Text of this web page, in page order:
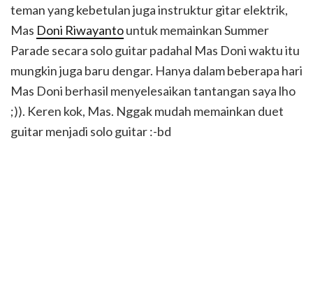
teman yang kebetulan juga instruktur gitar elektrik,
Mas Doni Riwayantountuk memainkan Summer
Parade secara solo guitar padahal Mas Doni waktu itu
mungkin juga baru dengar. Hanya dalam beberapa hari
Mas Doni berhasil menyelesaikan tantangan saya lho
;)). Keren kok, Mas. Nggak mudah memainkan duet
guitar menjadi solo guitar :-bd